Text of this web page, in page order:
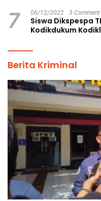
7 06/12/2022 3 Comment
Siswa Dikspespa
Kodikdukum
Berita Kriminal